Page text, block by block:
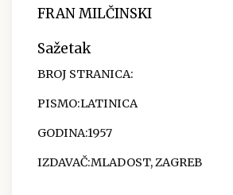
FRAN MILČINSKI
Sažetak
BROJ STRANICA:
PISMO:LATINICA
GODINA:1957
IZDAVAČ:MLADOST, ZAGREB